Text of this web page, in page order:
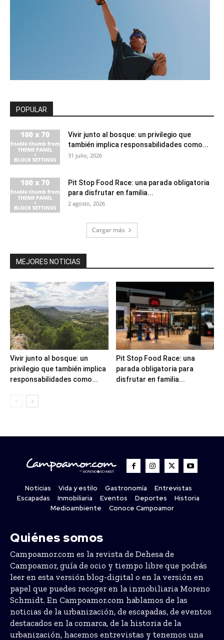
POPULAR
Vivir junto al bosque: un privilegio que
también implica responsabilidades como...
31 julio, 2026
Pit Stop Food Race: una parada obligatoria
para disfrutar en familia...
2 agosto, 2026
Cargar más
MEJORES NOTICIAS
Vivir junto al bosque: un
privilegio que también implica
responsabilidades como...
Pit Stop Food Race: una
parada obligatoria para
disfrutar en familia...
Noticias Vida y estilo Gastronomía
Entrevistas
Escapadas
Inmobiliaria Eventos Deportes
Historia
Medioambiente
Conoce Campoamor
Quiénes somos
Campoamor.com es la revista de Dehesa de
Campoamor, guía de ocio y tiempo libre que podrás
leer en esta versión blog-digital o en la versión en
papel que puedes recoger en la inmobiliaria Moreno
Schmidt. En Campoamor.com hablamos de las
noticias de la urbanización, de escapadas, de eventos
destacados en la comarca, de la historia de la
urbanización, hacemos entrevistas y tenemos una